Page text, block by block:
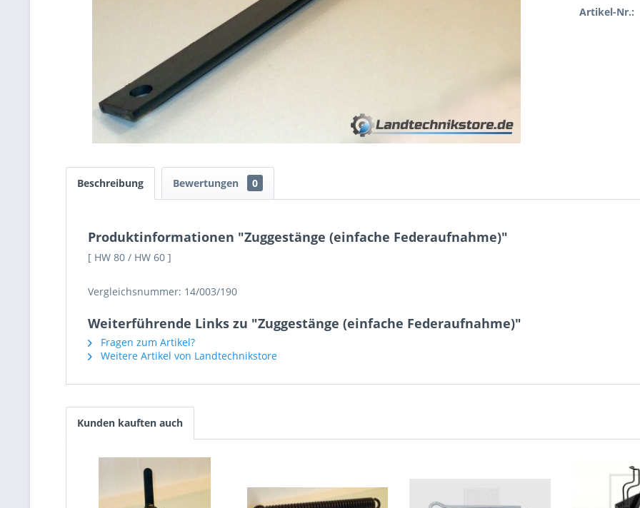
und
Artikel-Nr.:
Beschreibung Bewertungen 0
Produktinformationen "Zuggestänge (einfache Federaufnahme)"
[ HW 80 / HW 60 ]
Vergleichsnummer: 14/003/190
Weiterführende Links zu "Zuggestänge (einfache Federaufnahme)"
Fragen zum Artikel?
Weitere Artikel von Landtechnikstore
Kunden kauften auch